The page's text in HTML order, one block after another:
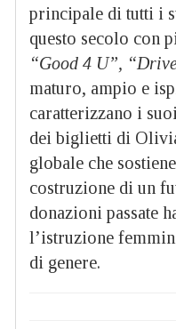
principale di tutti i
questo secolo con
“Good 4 U”,
maturo, ampio e
caratterizzano i
dei biglietti di
globale che
costruzione di un
donazioni passate
l’istruzione
di genere.